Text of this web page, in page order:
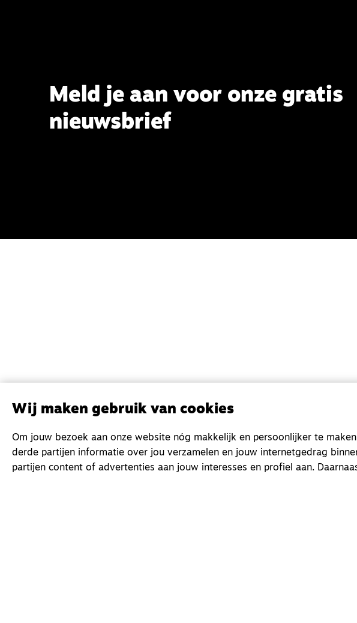
Meld je aan voor onze gratis
nieuwsbrief
Wij maken gebruik van cookies
Om jouw bezoek aan onze website nóg makkelijk en persoonlijker te
derde partijen informatie over jou verzamelen en jouw internetgedrag
partijen content of advertenties aan jouw interesses en profiel aan.